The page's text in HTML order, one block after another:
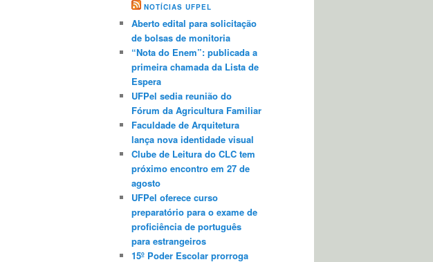
NOTÍCIAS UFPEL
Aberto edital para solicitação
de bolsas de monitoria
“Nota do Enem”: publicada a
primeira chamada da Lista de
Espera
UFPel sedia reunião do
Fórum da Agricultura Familiar
Faculdade de Arquitetura
lança nova identidade visual
Clube de Leitura do CLC tem
próximo encontro em 27 de
agosto
UFPel oferece curso
preparatório para o exame de
proficiência de português
para estrangeiros
15º Poder Escolar prorroga